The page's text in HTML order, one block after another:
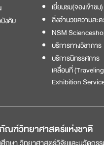
งคับ
เยี่ยมชม(จองเข้าชม)
สิ่งอำนวยความสะ
NSM
บริการทางวิชาการ
บริการนิทรรศการ
เคลื่อนที่ (Traveling
Exhibition
ฑ์วิทยาศาสตร์แห่งชาติ